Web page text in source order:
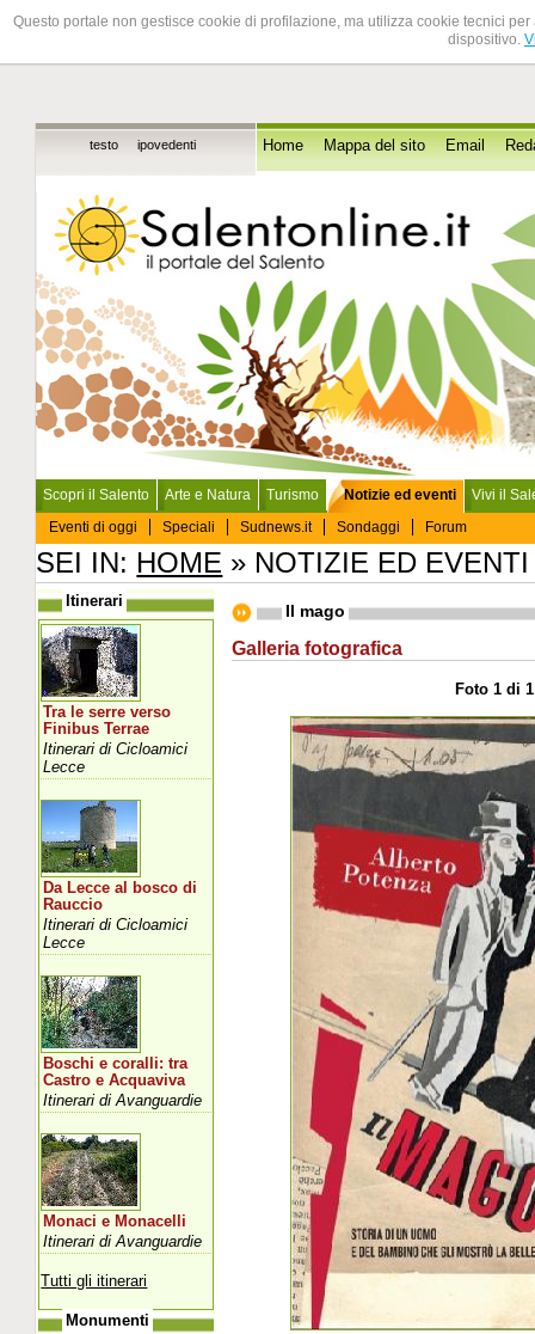
Questo portale non gestisce cookie di profilazione, ma utilizza cookie tecnici
dispositivo.
testo ipovedenti Home Mappa del sito Email
Scopri il Salento Arte e Natura Turismo
Notizie ed eventi
Eventi di oggi
Speciali Sudnews.it Sondaggi Forum
Vivi il
SEI IN: HOME » NOTIZIE ED
Il mago
Galleria fotografica
Foto 1 di 1
Itinerari
Tra le serre verso
Finibus Terrae
Itinerari di Cicloamici
Lecce
Da Lecce al bosco di
Rauccio
Itinerari di Cicloamici
Lecce
Boschi e coralli: tra
Castro e Acquaviva
Itinerari di Avanguardie
Monaci e Monacelli
Itinerari di Avanguardie
Tutti gli itinerari
Monumenti